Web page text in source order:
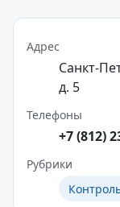
Адрес
Санкт-
д. 5
Телефоны
+7 (812)
Рубрики